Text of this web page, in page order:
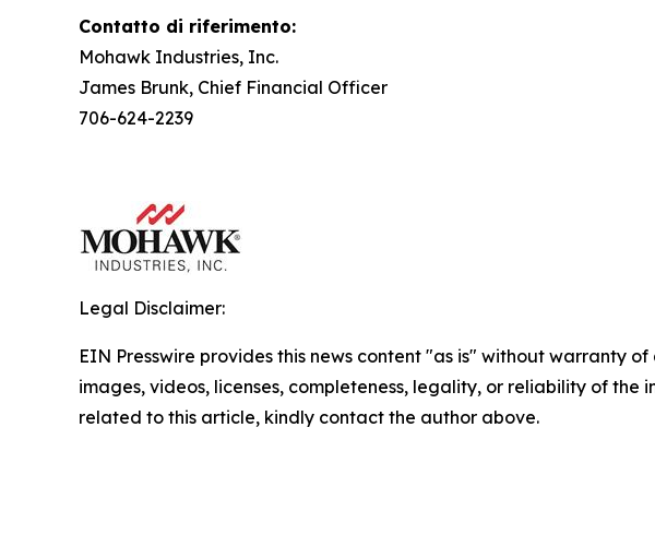
Contatto di riferimento:
Mohawk Industries, Inc.
James Brunk, Chief Financial Officer
706-624-2239
Legal Disclaimer:
EIN Presswire provides this news content "as is" without warranty
images, videos, licenses, completeness, legality, or reliability of
related to this article, kindly contact the author above.